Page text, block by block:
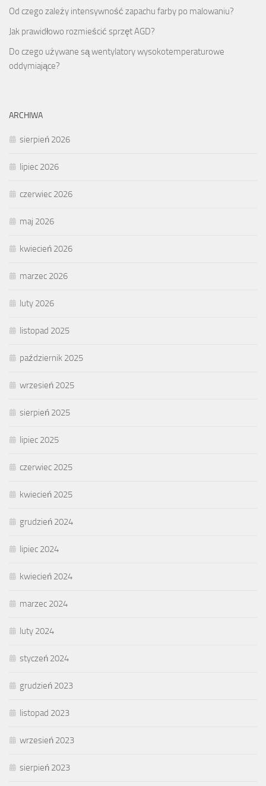
Od czego zależy intensywność zapachu farby po malowaniu?
Jak prawidłowo rozmieścić sprzęt AGD?
Do czego używane są wentylatory wysokotemperaturowe
oddymiające?
ARCHIWA
sierpień 2026
lipiec 2026
czerwiec 2026
maj 2026
kwiecień 2026
marzec 2026
luty 2026
listopad 2025
październik 2025
wrzesień 2025
sierpień 2025
lipiec 2025
czerwiec 2025
kwiecień 2025
grudzień 2024
lipiec 2024
kwiecień 2024
marzec 2024
luty 2024
styczeń 2024
grudzień 2023
listopad 2023
wrzesień 2023
sierpień 2023